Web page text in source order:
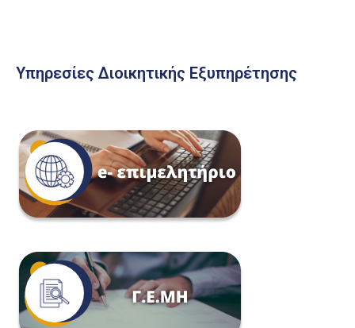
Υπηρεσίες Διοικητικής Εξυπηρέτησης